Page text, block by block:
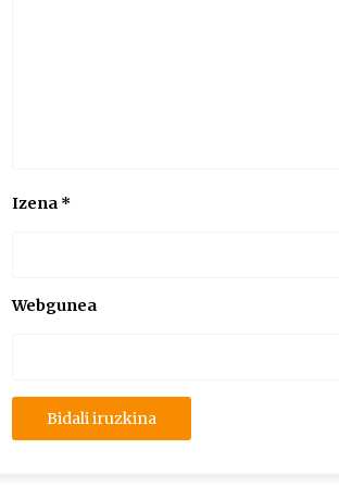
Izena *
Webgunea